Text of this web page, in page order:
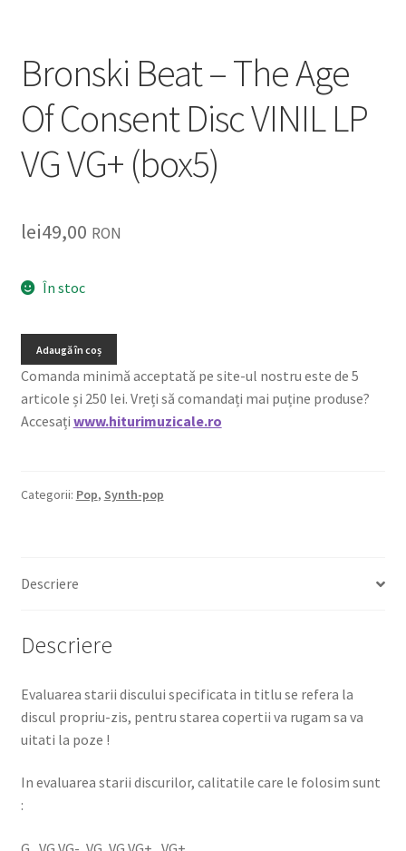
Bronski Beat – The Age
Of Consent Disc VINIL LP
VG VG+ (box5)
lei49,00 RON
În stoc
Adaugă în coș
Comanda minimă acceptată pe site-ul nostru este de 5
articole și 250 lei. Vreți să comandați mai puține produse?
Accesați www.hiturimuzicale.ro
Categorii: Pop, Synth-pop
Descriere
Descriere
Evaluarea starii discului specificata in titlu se refera la
discul propriu-zis, pentru starea copertii va rugam sa va
uitati la poze !
In evaluarea starii discurilor, calitatile care le folosim sunt
: